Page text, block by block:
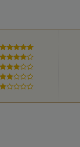
5 hvězdiček
4 hvězdičky
3 hvězdičky
2 hvězdičky
1 hvezdička